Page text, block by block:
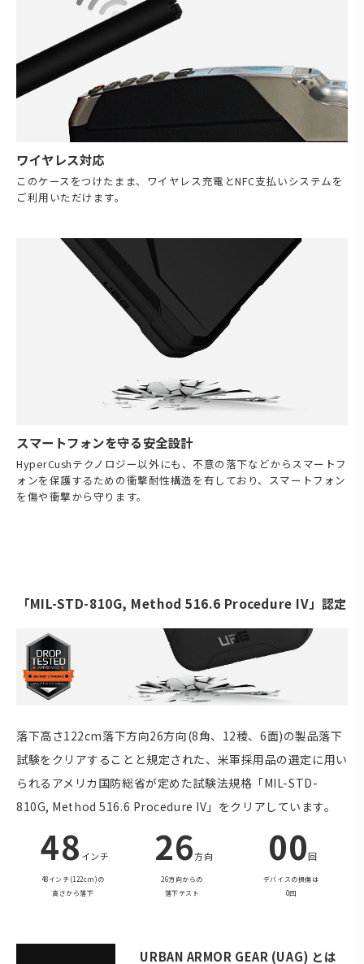
ワイヤレス対応
このケースをつけたまま、ワイヤレス充電とNFC支払いシステムを
ご利用いただけます。
スマートフォンを守る安全設計
HyperCushテクノロジー以外にも、不意の落下などからスマートフ
ォンを保護するための衝撃耐性構造を有しており、スマートフォン
を傷や衝撃から守ります。
「MIL-STD-810G, Method 516.6 Procedure IV」認定
落下高さ122cm落下方向26方向(8角、12稜、6面)の製品落下
試験をクリアすることと規定された、米軍採用品の選定に用い
られるアメリカ国防総省が定めた試験法規格「MIL-STD-
810G, Method 516.6 Procedure IV」をクリアしています。
48 インチ
48インチ(122cm)の
高さから落下
26方向
26方向からの
落下テスト
00回
デバイスの損傷は
0回
URBAN ARMOR GEAR (UAG) とは